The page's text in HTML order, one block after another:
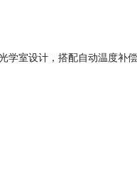
学室设计，搭配自动温度补